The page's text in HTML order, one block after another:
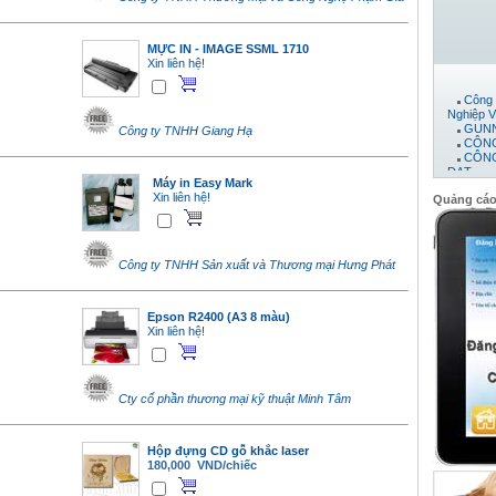
MỰC IN - IMAGE SSML 1710
Xin liên hệ!
Công ty TNHH Giang Hạ
Máy in Easy Mark
Xin liên hệ!
Công ty TNHH Sản xuất và Thương mại Hưng Phát
Epson R2400 (A3 8 màu)
Xin liên hệ!
Cty cổ phần thương mại kỹ thuật Minh Tâm
Hộp đựng CD gỗ khắc laser
180,000 VND/chiếc
Nghiệp
ĐẠT
Máy
CTY
PHÁT
Quảng cáo